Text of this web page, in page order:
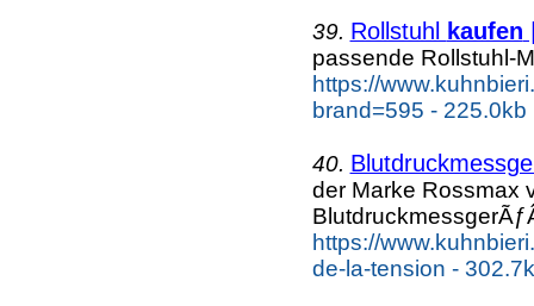
39. Rollstuhl kaufen
passende Rollstuhl-
https://
brand=595 - 225.0kb
40.
der Marke Rossmax
https://
de-la-tension -